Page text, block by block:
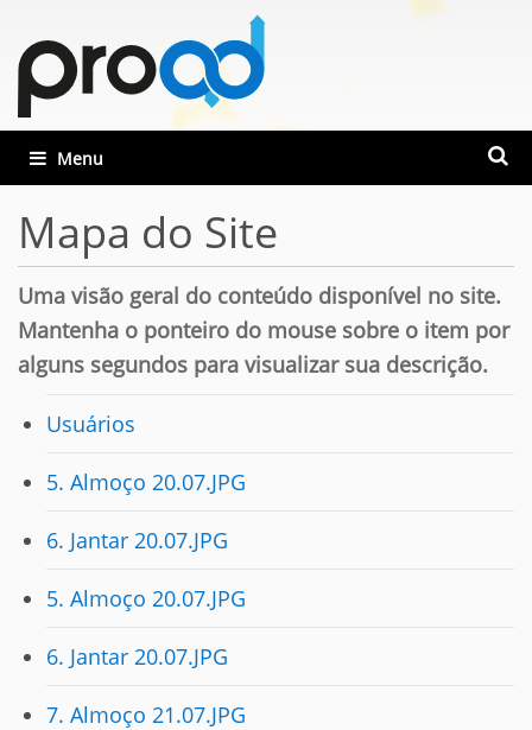
Busca
Toggle navigation
Mapa do Site
Uma visão geral do conteúdo disponível no site.
Mantenha o ponteiro do mouse sobre o item por
alguns segundos para visualizar sua descrição.
Usuários
5. Almoço 20.07.JPG
6. Jantar 20.07.JPG
5. Almoço 20.07.JPG
6. Jantar 20.07.JPG
7. Almoço 21.07.JPG